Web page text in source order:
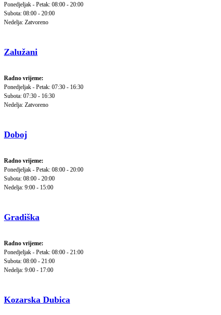
Ponedjeljak - Petak: 08:00 - 20:00
Subota: 08:00 - 20:00
Nedelja: Zatvoreno
Zalužani
Radno vrijeme:
Ponedjeljak - Petak: 07:30 - 16:30
Subota: 07:30 - 16:30
Nedelja: Zatvoreno
Doboj
Radno vrijeme:
Ponedjeljak - Petak: 08:00 - 20:00
Subota: 08:00 - 20:00
Nedelja: 9:00 - 15:00
Gradiška
Radno vrijeme:
Ponedjeljak - Petak: 08:00 - 21:00
Subota: 08:00 - 21:00
Nedelja: 9:00 - 17:00
Kozarska Dubica